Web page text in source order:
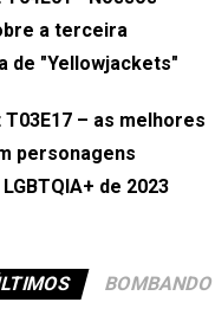
e Pollyelly
a terceira
de "Yellowjackets"
T03E17 – as melhores
personagens
de 2023
BOMBANDO